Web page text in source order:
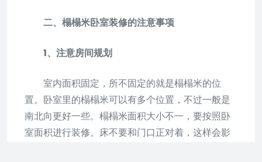
二、榻榻米卧室装修的注意事项
1、注意房间规划
室内面积固定，所不固定的就是榻榻米的位
置。卧室里的榻榻米可以有多个位置，不过一般是
南北向更好一些。榻榻米面积大小不一，要按照卧
室面积进行装修。床不要和门口正对着，这样会影